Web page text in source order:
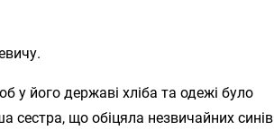
у його державі хліба та одежі було
сестра, що обіцяла незвичайних синів